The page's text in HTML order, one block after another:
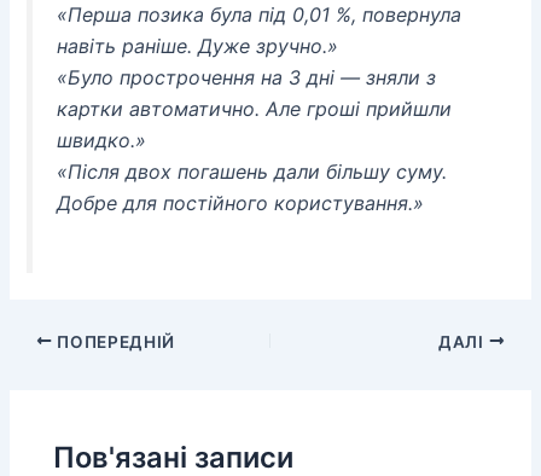
«Перша позика була під 0,01 %, повернула
навіть раніше. Дуже зручно.»
«Було прострочення на 3 дні — зняли з
картки автоматично. Але гроші прийшли
швидко.»
«Після двох погашень дали більшу суму.
Добре для постійного користування.»
ПОПЕРЕДНІЙ ДАЛІ
Пов'язані записи